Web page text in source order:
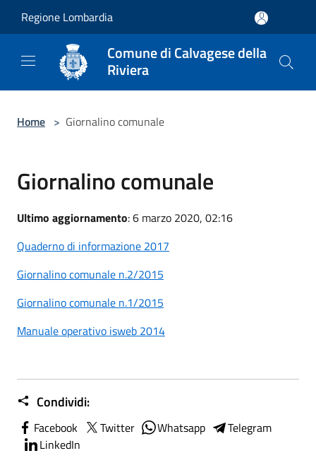
Regione Lombardia
Comune di Calvagese della
Riviera
Home > Giornalino comunale
Giornalino comunale
Ultimo aggiornamento: 6 marzo 2020, 02:16
Quaderno di informazione 2017
Giornalino comunale n.2/2015
Giornalino comunale n.1/2015
Manuale operativo isweb 2014
Condividi:
Facebook Twitter Whatsapp
Telegram
LinkedIn